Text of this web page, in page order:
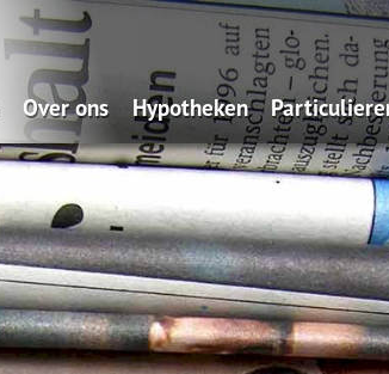
Over ons
Zo makkelijk: onze Service App
Wat doen wij?
Verzekeren
Spaardiensten
Hypotheken
Oeps, een hypotheek
Actuele hypotheekrentes
Renteverwachting
Maximale hypotheek
Verzekeren
Pensioen
Sparen